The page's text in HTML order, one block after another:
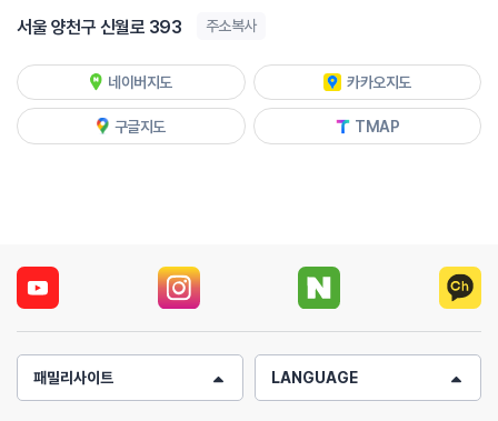
서울 양천구 신월로 393 주소복사
네이버지도 카카오지도
구글지도 TMAP
패밀리사이트 LANGUAGE